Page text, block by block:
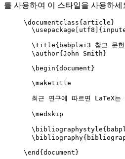
를 사용하여 이 스타일을 사용하세
\documentclass{ article }
\usepackage
utf8 ]{
\title{babplai3 참고 문헌
\author{John Smith}
\begin{ document }
\maketitle
최근 연구에 따르면 LaTeX
\medskip
\bibliographystyle
\bibliography
\end { document }